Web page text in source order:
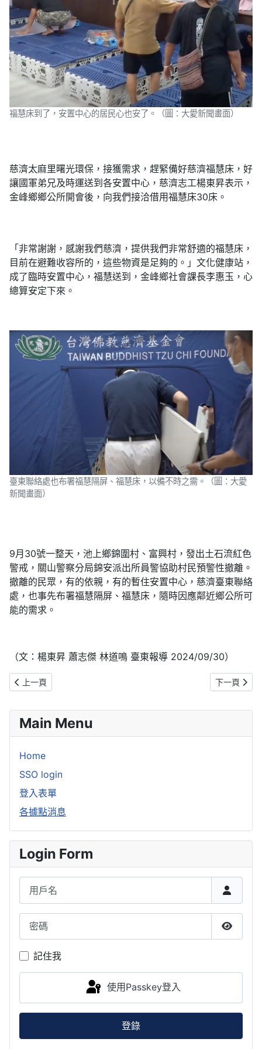
福慧床到了，安置中心的居民心也安了。（圖：大愛新聞畫面）
慈濟太麻里曙光環保，接獲需求，趕緊備好慈濟福慧床，好
讓國軍弟兄及時運送到各安置中心，慈濟志工楊東昇表示，
金峰鄉鄉公所開會後，向我們接洽借用福慧床30床。
「非常謝謝，感謝我們慈濟，提供我們非常舒適的福慧床，
目前在避難收容所的，這些物資是足夠的。」文化健康站，
成了臨時安置中心，福慧送到，金峰鄉社會課長李惠玉，心
總算安定下來。
臺東聯絡處也布署福慧隔屏、福慧床，以備不時之需。（圖：大愛
新聞畫面）
9月30號一整天，池上鄉錦圍村、富興村，發出土石流紅色
警戒，關山警察分局錦安派出所員警協助村民預警性撤離。
撤離的民眾，有的依親，有的暫住安置中心，慈濟臺東聯絡
處，也事先布署福慧隔屏、福慧床，隨時因應鄰近鄉公所可
能的需求。
（文：楊東昇 蕭志傑 林道鳴 臺東報導 2024/09/30）
上一篇文章: 強颱山陀兒來襲 全台慈濟成立災害應變中心戒慎備災
上一頁 下一篇文章:
下一頁
Main Menu
Home
SSO login
登入表單
各據點消息
Login Form
用戶名
密碼
顯示密
記住我
使用Passkey登入
登錄